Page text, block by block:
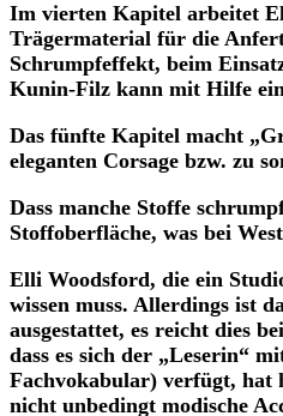
Im vierten Kapitel arbeitet
Trägermaterial für die
Schrumpfeffekt, beim
Kunin-Filz kann mit Hilfe
Das fünfte Kapitel macht
eleganten Corsage bzw. zu
Dass manche Stoffe
Stoffoberfläche, was bei
Elli Woodsford, die ein
wissen muss. Allerdings ist
ausgestattet, es reicht dies
dass es sich der „Leserin“
Fachvokabular) verfügt, hat
nicht unbedingt modische